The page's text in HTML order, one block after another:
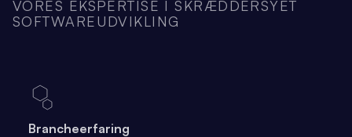
VORES EKSPERTISE I SKRÆDDERSYET
SOFTWAREUDVIKLING
Brancheerfaring